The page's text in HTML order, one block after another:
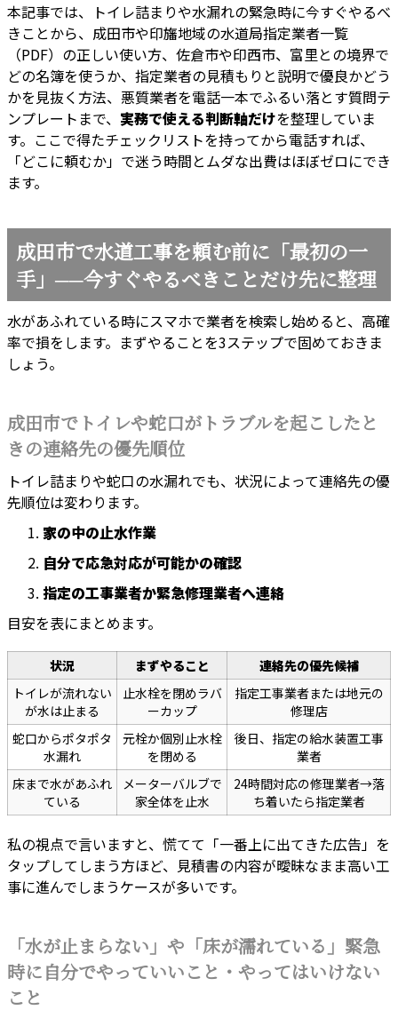
本記事では、トイレ詰まりや水漏れの緊急時に今すぐやるべ
きことから、成田市や印旛地域の水道局指定業者一覧
（PDF）の正しい使い方、佐倉市や印西市、富里との境界で
どの名簿を使うか、指定業者の見積もりと説明で優良かどう
かを見抜く方法、悪質業者を電話一本でふるい落とす質問テ
ンプレートまで、 実務で使える判断軸だけを整理していま
す。ここで得たチェックリストを持ってから電話すれば、
「どこに頼むか」で迷う時間とムダな出費はほぼゼロにでき
ます。
成田市で水道工事を頼む前に「最初の一
手」──今すぐやるべきことだけ先に整理
水があふれている時にスマホで業者を検索し始めると、高確
率で損をします。まずやることを3ステップで固めておきま
しょう。
成田市でトイレや蛇口がトラブルを起こしたと
きの連絡先の優先順位
トイレ詰まりや蛇口の水漏れでも、状況によって連絡先の優
先順位は変わります。
家の中の止水作業
自分で応急対応が可能かの確認
指定の工事業者か緊急修理業者へ連絡
目安を表にまとめます。
状況 まずやること
連絡先の優先候補
トイレが流れない
が水は止まる
止水栓を閉めラバ
ーカップ
指定工事業者または地元の
修理店
蛇口からポタポタ
水漏れ
元栓か個別止水栓
を閉める
後日、指定の給水装置工事
業者
床まで水があふれ
ている
メーターバルブで
家全体を止水
24時間対応の修理業者→落
ち着いたら指定業者
私の視点で言いますと、慌てて「一番上に出てきた広告」を
タップしてしまう方ほど、見積書の内容が曖昧なまま高い工
事に進んでしまうケースが多いです。
「水が止まらない」や「床が濡れている」緊急
時に自分でやっていいこと・やってはいけない
こと